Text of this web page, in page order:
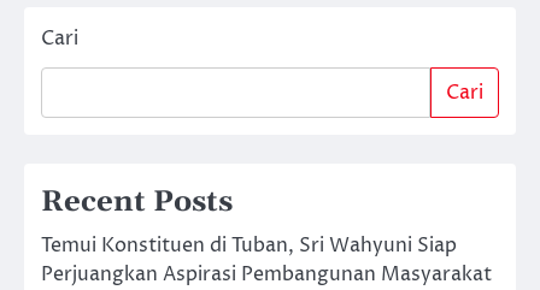
Cari
Cari
Recent Posts
Temui Konstituen di Tuban, Sri Wahyuni Siap
Perjuangkan Aspirasi Pembangunan Masyarakat